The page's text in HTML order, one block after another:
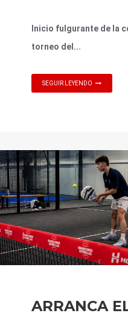
Inicio fulgurante de la
torneo del...
SEGUIR LEYENDO
ARRANCA